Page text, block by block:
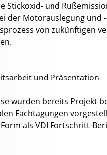
Stickoxid- und
der Motorauslegung
von zukünftigen
und Präsentation
wurden bereits Projekt
Fachtagungen
als VDI Fortschritt-